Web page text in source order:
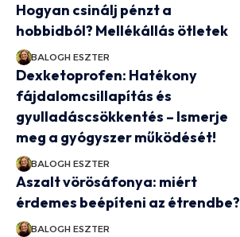
Hogyan csinálj pénzt a
hobbidból? Mellékállás ötletek
BALOGH ESZTER
Dexketoprofen: Hatékony
fájdalomcsillapítás és
gyulladáscsökkentés – Ismerje
meg a gyógyszer működését!
BALOGH ESZTER
Aszalt vörösáfonya: miért
érdemes beépíteni az étrendbe?
BALOGH ESZTER